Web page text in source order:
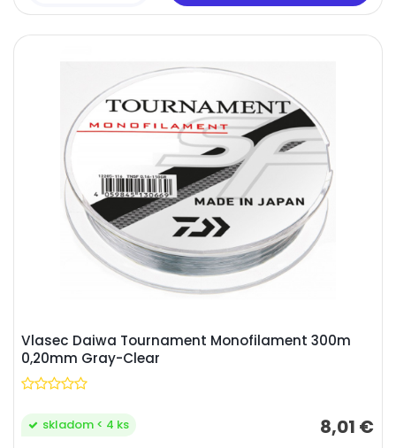
Vlasec Daiwa Tournament Monofilament 300m
0,20mm Gray-Clear
8,01 €
skladom < 4 ks